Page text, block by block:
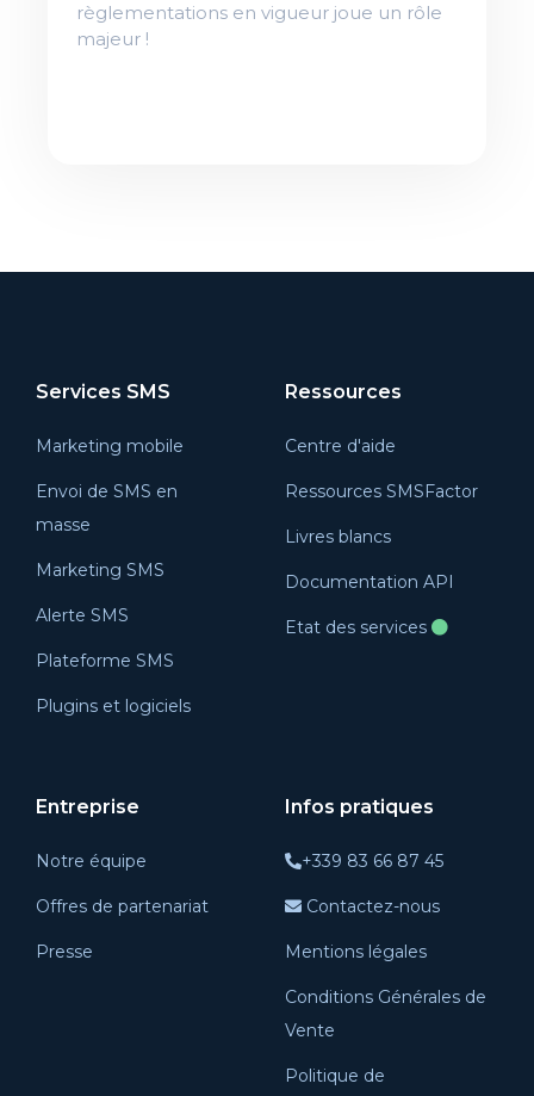
règlementations en vigueur joue un rôle
majeur !
Services SMS
Marketing mobile
Envoi de SMS en
masse
Marketing SMS
Alerte SMS
Plateforme SMS
Plugins et logiciels
Ressources
Centre d'aide
Ressources SMSFactor
Livres blancs
Documentation API
Etat des services
Entreprise
Notre équipe
Offres de partenariat
Presse
Infos pratiques
+339 83 66 87 45
Contactez-nous
Mentions légales
Conditions Générales de
Vente
Politique de